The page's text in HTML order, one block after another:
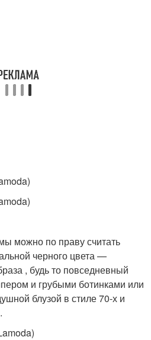
можно по праву считать
черного цвета —
, будь то повседневный
и грубыми ботинками или
блузой в стиле 70-х и